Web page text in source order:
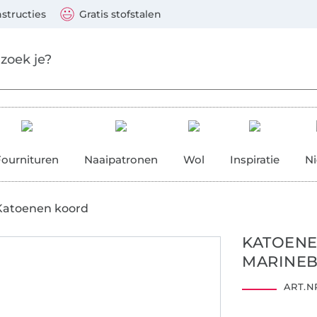
Gratis stofstalen
Naaipatronen Wol Inspiratie
koord
Mastercard, PayPal, iDeal, Vooruitbetaling via